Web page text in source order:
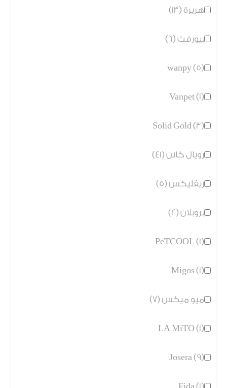
هريرة (13)
بيورفت (6)
wanpy (5)
Vanpet (1)
Solid Gold (3)
رويال كانن (41)
ريفليكس (5)
بروبلان (2)
PeTCOOL (1)
Migos (1)
ميو ميكس (7)
LA MiTO (1)
Josera (9)
Fida (1)